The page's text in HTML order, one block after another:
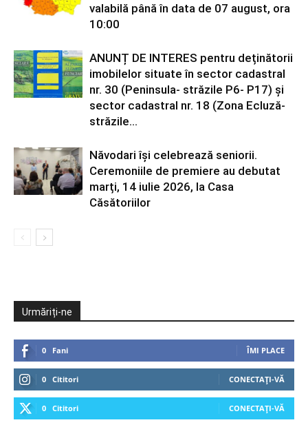
valabilă până în data de 07 august, ora
10:00
ANUNȚ DE INTERES pentru deținătorii
imobilelor situate în sector cadastral
nr. 30 (Peninsula- străzile P6- P17) și
sector cadastral nr. 18 (Zona Ecluză-
străzile...
Năvodari își celebrează seniorii.
Ceremoniile de premiere au debutat
marți, 14 iulie 2026, la Casa
Căsătoriilor
Urmăriți-ne
0 Fani ÎMI PLACE
0 Cititori CONECTAȚI-VĂ
0 Cititori CONECTAȚI-VĂ